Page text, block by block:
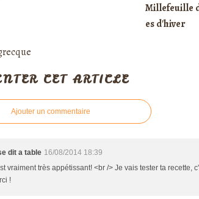
Millefeuille
es d'hiver
CET ARTICLE
Ajouter un commentaire
dit a table 16/08/2014 18:39
vraiment très appétissant! <br /> Je vais tester ta recette,
!